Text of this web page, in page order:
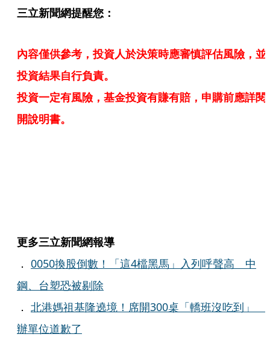
三立新聞網提醒您：
內容僅供參考，投資人於決策時應審慎評估風險，並
投資結果自行負責。
投資一定有風險，基金投資有賺有賠，申購前應詳閱
開說明書。
更多三立新聞網報導
． 0050換股倒數！「這4檔黑馬」入列呼聲高 中
鋼、台塑恐被剔除
． 北港媽祖基隆遶境！席開300桌「轎班沒吃到」
辦單位道歉了